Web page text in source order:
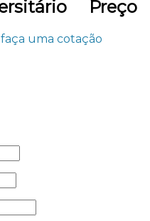
Preço
faça uma cotação